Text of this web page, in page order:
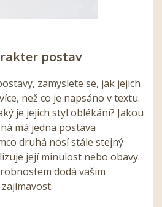
postav
zamyslete se, jak jejich
než co je napsáno v textu.
je jejich styl oblékání? Jakou
má jedna postava
druhá nosí stále stejný
její minulost nebo obavy.
dodá vašim